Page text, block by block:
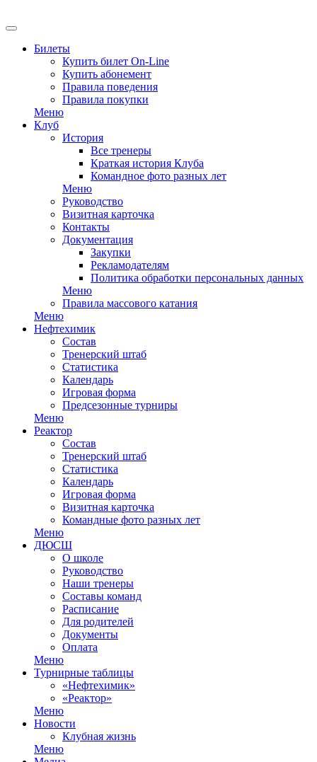
Билеты
Купить билет On-Line
Купить абонемент
Правила поведения
Правила покупки
Меню
Клуб
История
Все тренеры
Краткая история Клуба
Командное фото разных лет
Меню
Руководство
Визитная карточка
Контакты
Документация
Закупки
Рекламодателям
Политика обработки персональных данных
Меню
Правила массового катания
Меню
Нефтехимик
Состав
Тренерский штаб
Статистика
Календарь
Игровая форма
Предсезонные турниры
Меню
Реактор
Состав
Тренерский штаб
Статистика
Календарь
Игровая форма
Визитная карточка
Командные фото разных лет
Меню
ДЮСШ
О школе
Руководство
Наши тренеры
Составы команд
Расписание
Для родителей
Документы
Оплата
Меню
Турнирные таблицы
«Нефтехимик»
«Реактор»
Меню
Новости
Клубная жизнь
Меню